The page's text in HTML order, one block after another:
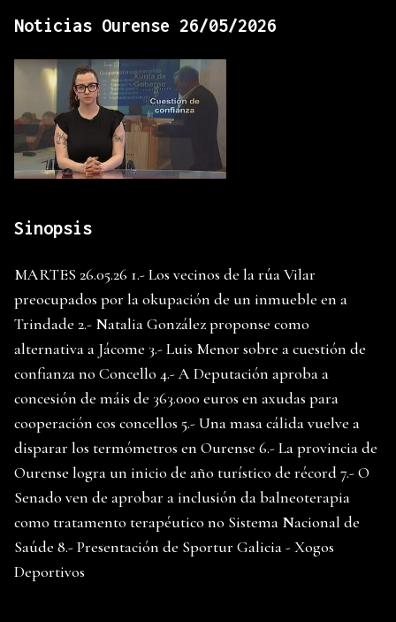
Noticias Ourense 26/05/2026
Sinopsis
MARTES 26.05.26 1.- Los vecinos de la rúa Vilar
preocupados por la okupación de un inmueble en a
Trindade 2.- Natalia González proponse como
alternativa a Jácome 3.- Luis Menor sobre a cuestión de
confianza no Concello 4.- A Deputación aproba a
concesión de máis de 363.000 euros en axudas para
cooperación cos concellos 5.- Una masa cálida vuelve a
disparar los termómetros en Ourense 6.- La provincia de
Ourense logra un inicio de año turístico de récord 7.- O
Senado ven de aprobar a inclusión da balneoterapia
como tratamento terapéutico no Sistema Nacional de
Saúde 8.- Presentación de Sportur Galicia - Xogos
Deportivos